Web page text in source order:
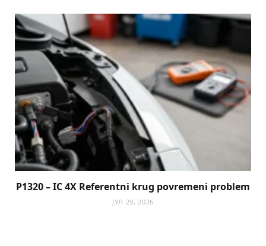
P1320 – IC 4X Referentni krug povremeni problem
ЈУЛ 29, 2026